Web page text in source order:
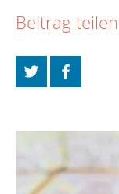
Beitrag teilen